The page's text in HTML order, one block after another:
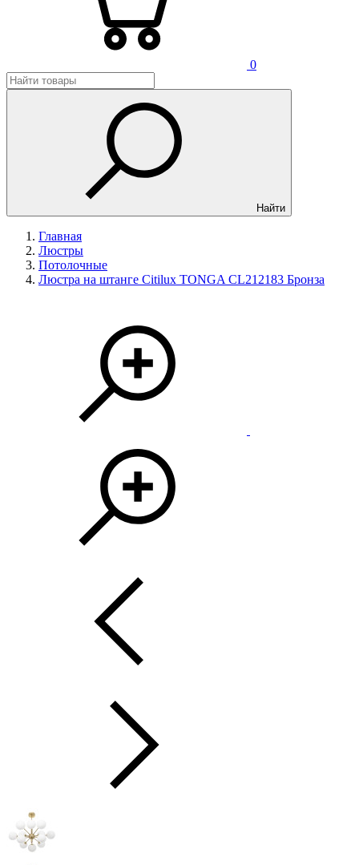
0
Найти
Главная
Люстры
Потолочные
Люстра на штанге Citilux TONGA CL212183 Бронза